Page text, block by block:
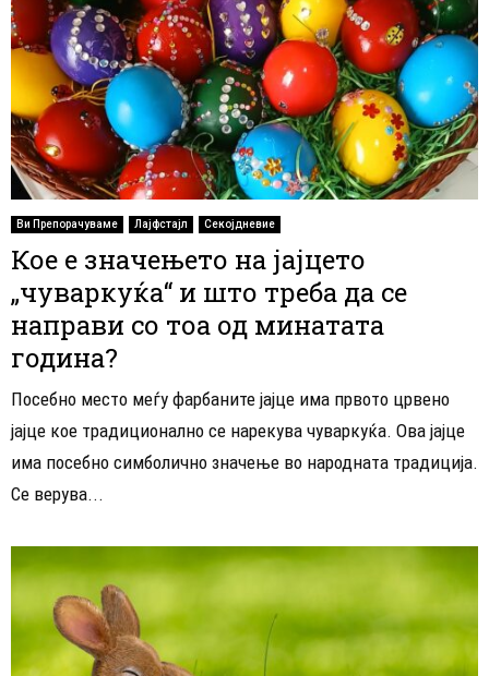
Ви Препорачуваме Лајфстајл Секојдневие
Кое е значењето на јајцето
„чуваркуќа“ и што треба да се
направи со тоа од минатата
година?
Посебно место меѓу фарбаните јајце има првото црвено
јајце кое традиционално се нарекува чуваркуќа. Ова јајце
има посебно симболично значење во народната традиција.
Се верува...